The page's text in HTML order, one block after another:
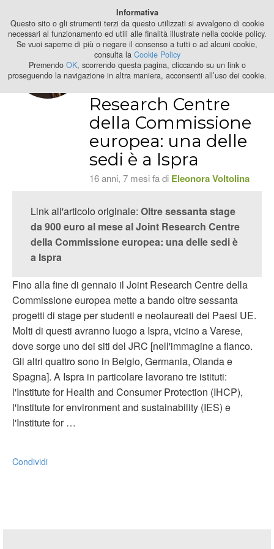
2024
Oltre sessanta
stage da 900 euro
al mese al Joint
Research Centre
della Commissione
europea: una delle
sedi è a Ispra
16 anni, 7 mesi fa di Eleonora Voltolina
Link all'articolo originale: Oltre sessanta stage
da 900 euro al mese al Joint Research Centre
della Commissione europea: una delle sedi è
a Ispra
Fino alla fine di gennaio il Joint Research Centre della
Commissione europea mette a bando oltre sessanta
progetti di stage per studenti e neolaureati dei Paesi UE.
Molti di questi avranno luogo a Ispra, vicino a Varese,
dove sorge uno dei siti del JRC [nell'immagine a fianco.
Gli altri quattro sono in Belgio, Germania, Olanda e
Spagna]. A Ispra in particolare lavorano tre istituti:
l'Institute for Health and Consumer Protection (IHCP),
l'Institute for environment and sustainability (IES) e
l'Institute for …
Condividi
Informativa
Questo sito o gli strumenti terzi da questo utilizzati si avvalgono di cookie
necessari al funzionamento ed utili alle finalità illustrate nella cookie policy.
Se vuoi saperne di più o negare il consenso a tutti o ad alcuni cookie,
consulta la Cookie Policy
Premendo OK, scorrendo questa pagina, cliccando su un link o
proseguendo la navigazione in altra maniera, acconsenti all’uso dei cookie.